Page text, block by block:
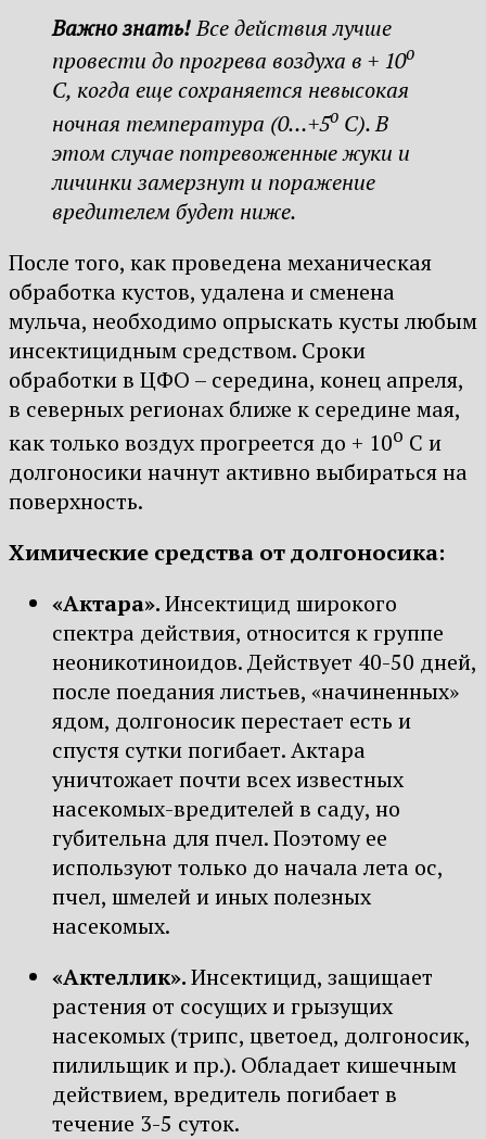
Важно знать!Все действия лучше
провести до прогрева воздуха в + 10о
С, когда еще сохраняется невысокая
ночная температура (0…+5о С). В
этом случае потревоженные жуки и
личинки замерзнут и поражение
вредителем будет ниже.
После того, как проведена механическая
обработка кустов, удалена и сменена
мульча, необходимо опрыскать кусты любым
инсектицидным средством. Сроки
обработки в ЦФО – середина, конец апреля,
в северных регионах ближе к середине мая,
как только воздух прогреется до + 10о С и
долгоносики начнут активно выбираться на
поверхность.
Химические средства от долгоносика:
«Актара».Инсектицид широкого
спектра действия, относится к группе
неоникотиноидов. Действует 40-50 дней,
после поедания листьев, «начиненных»
ядом, долгоносик перестает есть и
спустя сутки погибает. Актара
уничтожает почти всех известных
насекомых-вредителей в саду, но
губительна для пчел. Поэтому ее
используют только до начала лета ос,
пчел, шмелей и иных полезных
насекомых.
«Актеллик».Инсектицид, защищает
растения от сосущих и грызущих
насекомых (трипс, цветоед, долгоносик,
пилильщик и пр.). Обладает кишечным
действием, вредитель погибает в
течение 3-5 суток.